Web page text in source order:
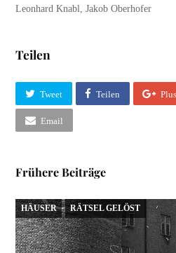
Leonhard Knabl, Jakob Oberhofer
Teilen
Tweet Teilen
Email
Frühere Beiträge
HÄUSER RÄTSEL GELÖST